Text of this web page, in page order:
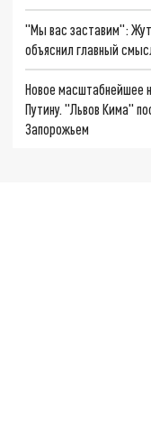
"Мы вас заставим":
объяснил главный
Новое масштабнейшее
Путину. "Львов Кима"
Запорожьем